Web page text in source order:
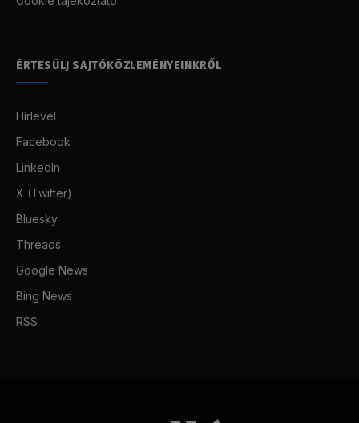
ÉRTESÜLJ SAJTÓKÖZLEMÉNYEINKRŐL
Hírlevél
Facebook
LinkedIn
X (Twitter)
Bluesky
Threads
Google News
Bing News
RSS